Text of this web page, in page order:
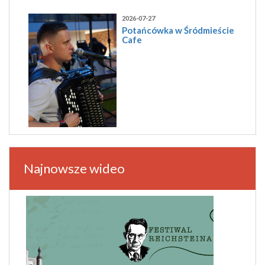
2026-07-27
Potańcówka w Śródmieście
Cafe
Najnowsze wideo